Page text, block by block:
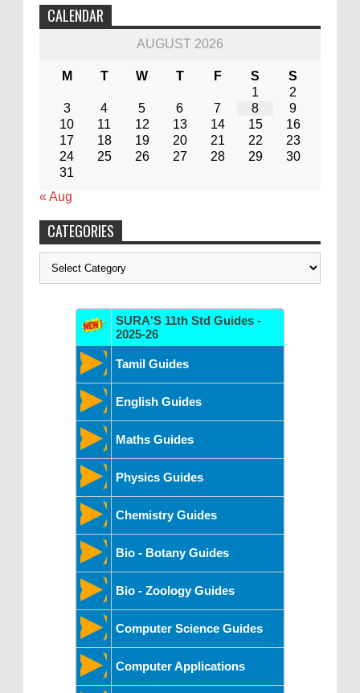
CALENDAR
AUGUST 2026
M T W T F S
S
1
2
3
4 5 6 7 8
9
10
11 12 13 14 15
16
17
18 19 20 21 22
23
24
25 26 27 28 29
30
31
« Aug
CATEGORIES
Categories
SURA'S 11th Std Guides -
2025-26
Tamil Guides
English Guides
Maths Guides
Physics Guides
Chemistry Guides
Bio - Botany Guides
Bio - Zoology Guides
Computer Science Guides
Computer Applications